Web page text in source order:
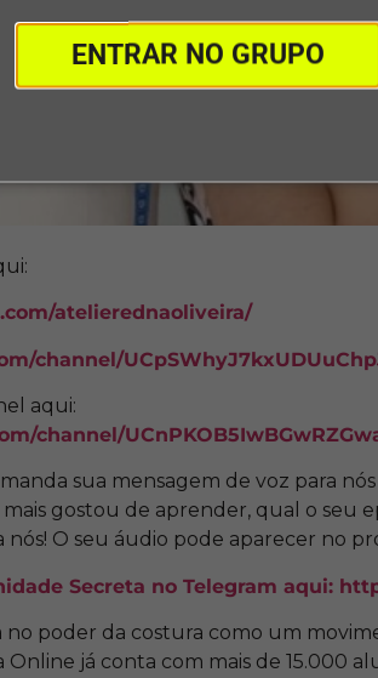
ENTRAR NO GRUPO
atelierednaoliveira/
channel/
aqui:
channel/
sua mensagem de voz para
gostou de aprender, qual o seu
nós! O seu áudio pode aparecer no
Secreta no Telegram aqui:
no poder da costura como um
Online já conta com mais de 15.000